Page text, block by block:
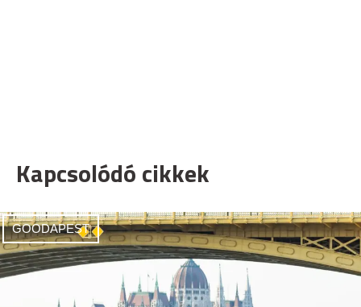
Kapcsolódó cikkek
GOODAPEST